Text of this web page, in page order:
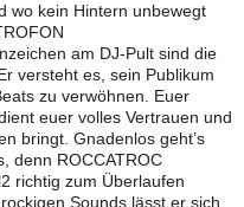
wo kein Hintern unbewegt
am DJ-Pult sind die
versteht es, sein Publikum
zu verwöhnen. Euer
euer volles Vertrauen und
bringt. Gnadenlos geht’s
denn ROCCATROC
richtig zum Überlaufen
Sounds lässt er sich